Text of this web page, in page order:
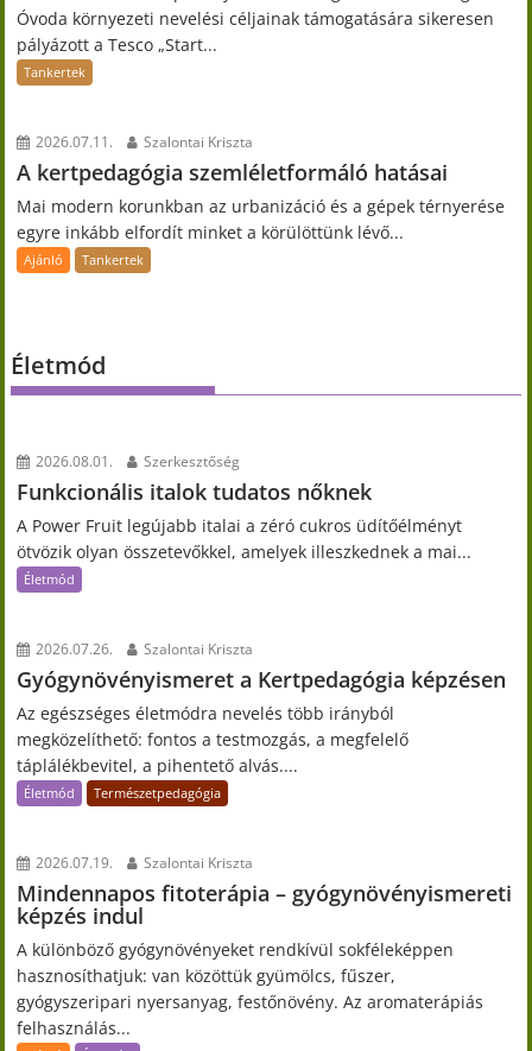
Óvoda környezeti nevelési céljainak támogatására sikeresen
pályázott a Tesco „Start...
Tankertek
2026.07.11. Szalontai Kriszta
A kertpedagógia szemléletformáló hatásai
Mai modern korunkban az urbanizáció és a gépek térnyerése
egyre inkább elfordít minket a körülöttünk lévő...
Ajánló Tankertek
Életmód
2026.08.01. Szerkesztőség
Funkcionális italok tudatos nőknek
A Power Fruit legújabb italai a zéró cukros üdítőélményt
ötvözik olyan összetevőkkel, amelyek illeszkednek a mai...
Életmód
2026.07.26. Szalontai Kriszta
Gyógynövényismeret a Kertpedagógia képzésen
Az egészséges életmódra nevelés több irányból
megközelíthető: fontos a testmozgás, a megfelelő
táplálékbevitel, a pihentető alvás....
Életmód Természetpedagógia
2026.07.19. Szalontai Kriszta
Mindennapos fitoterápia – gyógynövényismereti
képzés indul
A különböző gyógynövényeket rendkívül sokféleképpen
hasznosíthatjuk: van közöttük gyümölcs, fűszer,
gyógyszeripari nyersanyag, festőnövény. Az aromaterápiás
felhasználás...